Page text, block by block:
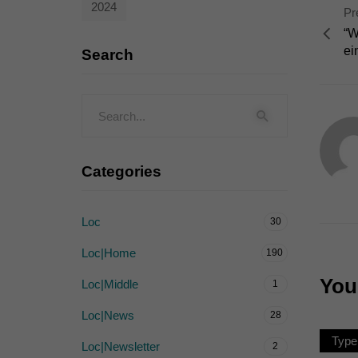
2024
Search
Categories
Loc 30
Loc|Home 190
Loc|Middle 1
Loc|News 28
Loc|Newsletter 2
Externe Medien
Inhalte von
akzeptiert werden,